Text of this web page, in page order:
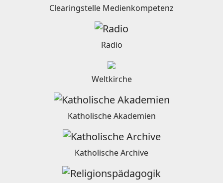
Clearingstelle Medienkompetenz
Radio
Weltkirche
Katholische Akademien
Katholische Archive